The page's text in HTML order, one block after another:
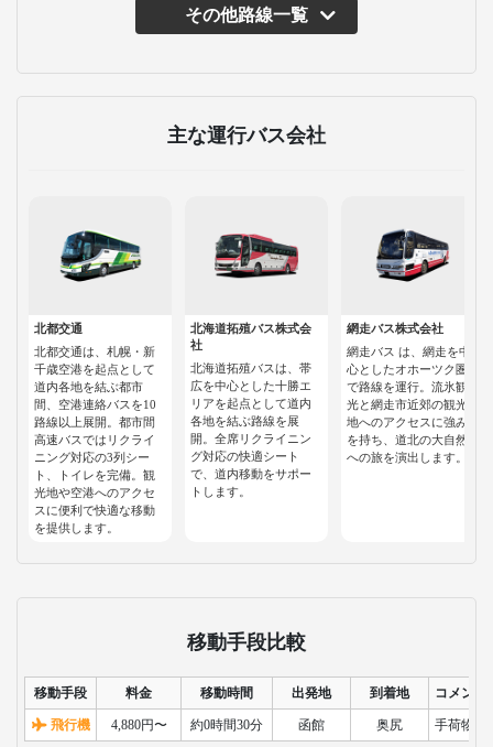
その他路線一覧
主な運行バス会社
北都交通
北都交通は、札幌・新
千歳空港を起点として
道内各地を結ぶ都市
間、空港連絡バスを10
路線以上展開。都市間
高速バスではリクライ
ニング対応の3列シー
ト、トイレを完備。観
光地や空港へのアクセ
スに便利で快適な移動
を提供します。
北海道拓殖バス株式会
社
北海道拓殖バスは、帯
広を中心とした十勝エ
リアを起点として道内
各地を結ぶ路線を展
開。全席リクライニン
グ対応の快適シート
で、道内移動をサポー
トします。
網走バス株式会社
網走バス は、網走を中
心としたオホーツク圏
で路線を運行。流氷観
光と網走市近郊の観光
地へのアクセスに強み
を持ち、道北の大自然
への旅を演出します。
移動手段比較
移動手段 料金 移動時間 出発地 到着地 コメント
飛行機 4,880円〜 約0時間30分 函館 奥尻 手荷物検